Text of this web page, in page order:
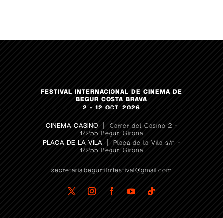
FESTIVAL INTERNACIONAL DE CINEMA DE
BEGUR COSTA BRAVA
2 – 12 OCT. 2026
CINEMA CASINO
| Carrer del Casino 2 –
17255 Begur, Girona
PLAÇA DE LA VILA| Plaça de la Vila s/n –
17255 Begur, Girona
secretaria.begurfilmfestival@gmail.com